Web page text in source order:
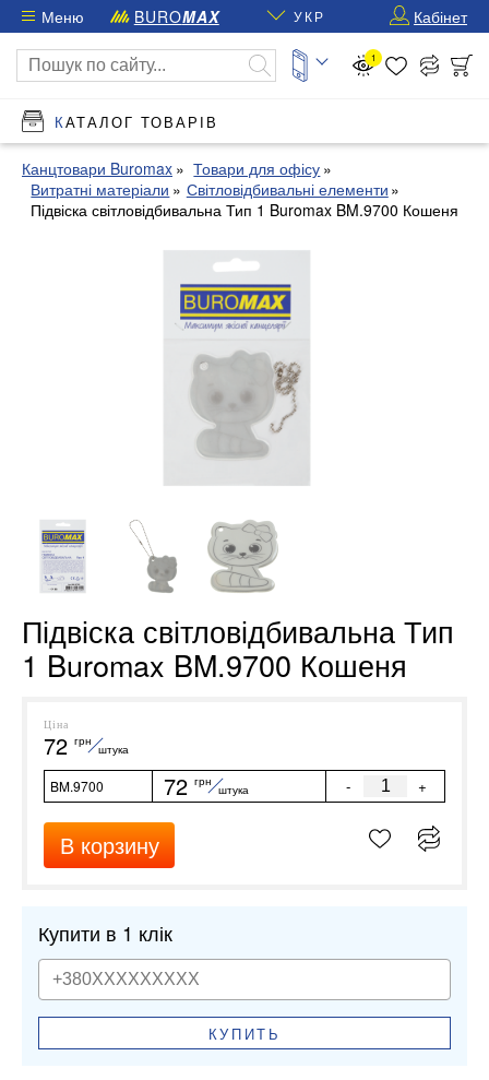
Меню BUROMAX УКР Кабінет
1
КАТАЛОГ ТОВАРІВ
Канцтовари Buromax
Товари для офісу
Витратні матеріали
Світловідбивальні елементи
Підвіска світловідбивальна Тип 1 Buromax BM.9700 Кошеня
Підвіска світловідбивальна Тип
1 Buromax BM.9700 Кошеня
Ціна
72 грн
штука
BM.9700 72 грн
штука - +
В корзину
Купити в 1 клік
КУПИТЬ